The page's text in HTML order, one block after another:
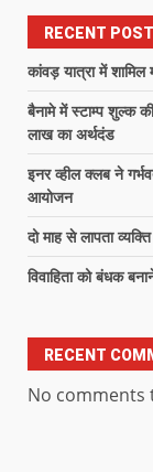
RECENT
कांवड़ यात्रा में
बैनामे में स्टाम्प शुल्क
लाख का अर्थदंड
इनर व्हील क्लब ने
आयोजन
दो माह से लापता
विवाहिता को बंधक
RECENT
No comments